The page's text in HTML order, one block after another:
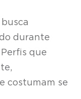
durante
que
costumam se